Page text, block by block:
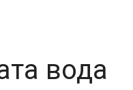
вода